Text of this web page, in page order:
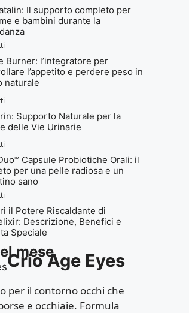
Il supporto completo per
e bambini durante la
Burner: l’integratore per
l’appetito e perdere peso in
naturale
Supporto Naturale per la
delle Vie Urinarie
Capsule Probiotiche Orali: il
per una pelle radiosa e un
sano
il Potere Riscaldante di
Descrizione, Benefici e
Speciale
mese
Crio Age Eyes
per il contorno occhi che
e occhiaie. Formula